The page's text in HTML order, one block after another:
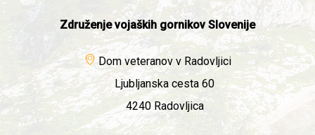
Združenje vojaških gornikov Slovenije
Dom veteranov v Radovljici
Ljubljanska cesta 60
4240 Radovljica